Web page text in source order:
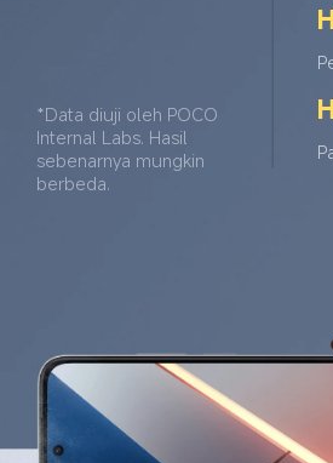
*Data diuji oleh POCO
Internal Labs. Hasil
sebenarnya mungkin
berbeda.